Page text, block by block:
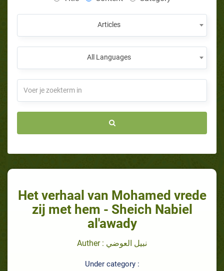
Articles
All Languages
Het verhaal van Mohamed vrede
zij met hem - Sheich Nabiel
al'awady
Auther : نبيل العوضي
Under category :